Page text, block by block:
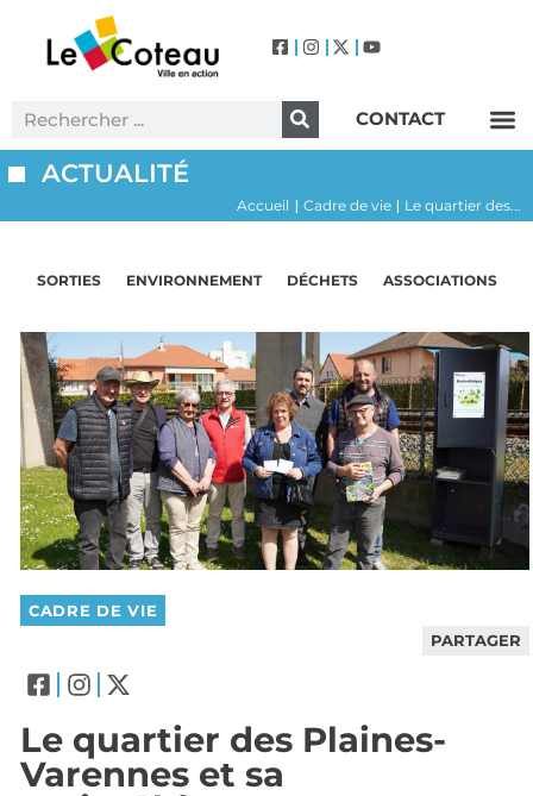
CONTACT
ACTUALITÉ
Accueil | Cadre de vie | Le quartier des...
SORTIES ENVIRONNEMENT DÉCHETS ASSOCIATIONS
CADRE DE VIE
PARTAGER
Le quartier des Plaines-
Varennes et sa